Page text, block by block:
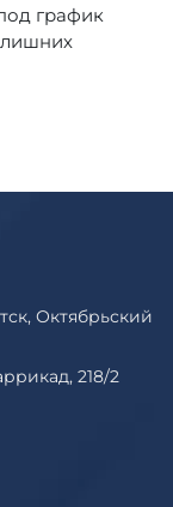
график
лишних
Октябрьский
218/2